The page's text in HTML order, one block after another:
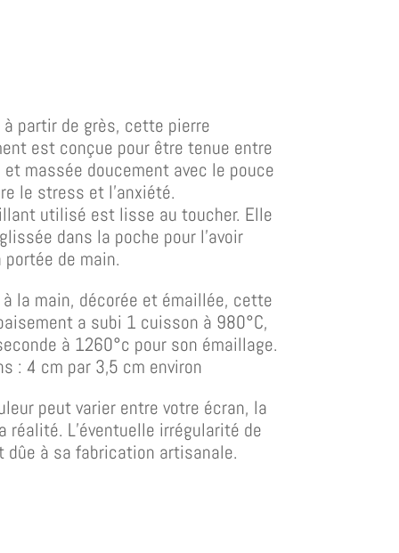
à partir de grès, cette pierre
est conçue pour être tenue entre
massée doucement avec le pouce
le stress et l’anxiété.
utilisé est lisse au toucher. Elle
dans la poche pour l’avoir
de main.
à la main, décorée et émaillée, cette
a subi 1 cuisson à 980°C,
à 1260°c pour son émaillage.
: 4 cm par 3,5 cm environ
peut varier entre votre écran, la
réalité. L’éventuelle irrégularité de
dûe à sa fabrication artisanale.